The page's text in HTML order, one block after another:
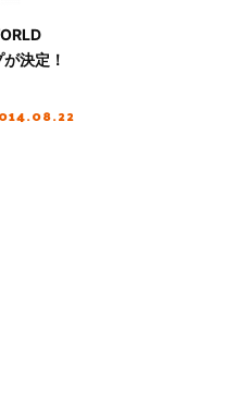
決定！